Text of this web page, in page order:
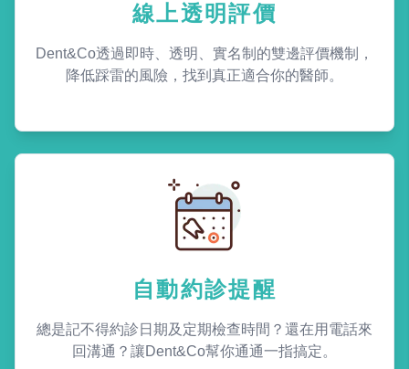
線上透明評價
Dent&Co透過即時、透明、實名制的雙邊評價機制，
降低踩雷的風險，找到真正適合你的醫師。
自動約診提醒
總是記不得約診日期及定期檢查時間？還在用電話來
回溝通？讓Dent&Co幫你通通一指搞定。